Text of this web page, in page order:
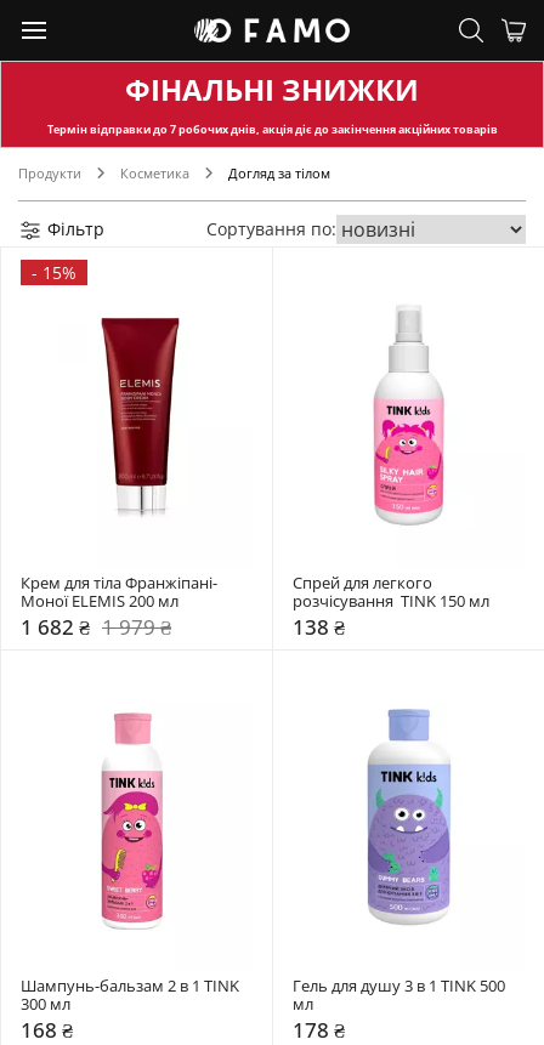
ФІНАЛЬНІ ЗНИЖКИ
Термін відправкидо 7 робочих днів, акція діє до закінчення акційних товарів
Продукти Косметика Догляд за тілом
Фільтр
Сортування по:
- 15%
Крем для тіла Франжіпані-
1 682 ₴ 1 979 ₴
Спрей для легкого
розчісування  TINK 150 мл
138 ₴
Шампунь-бальзам 2 в 1 TINK
300 мл
168 ₴
Гель для душу 3 в 1 TINK 500
мл
178 ₴